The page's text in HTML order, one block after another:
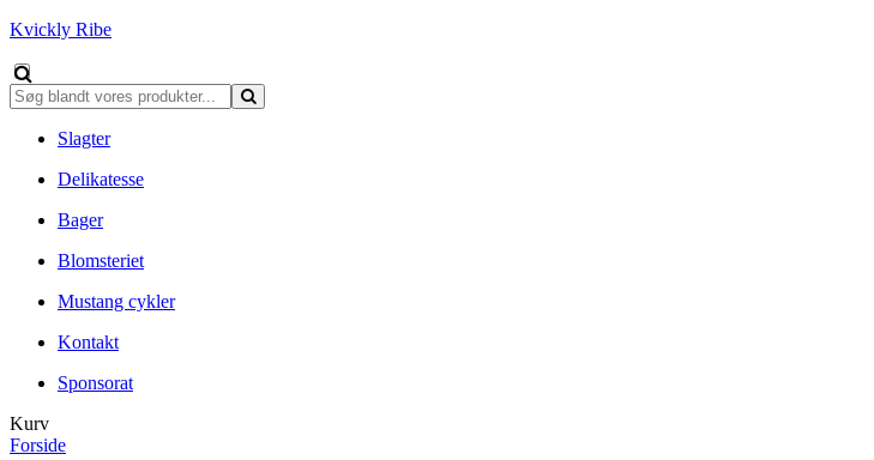
Kvickly Ribe
Slagter
Delikatesse
Bager
Blomsteriet
Mustang cykler
Kontakt
Sponsorat
Kurv
Forside